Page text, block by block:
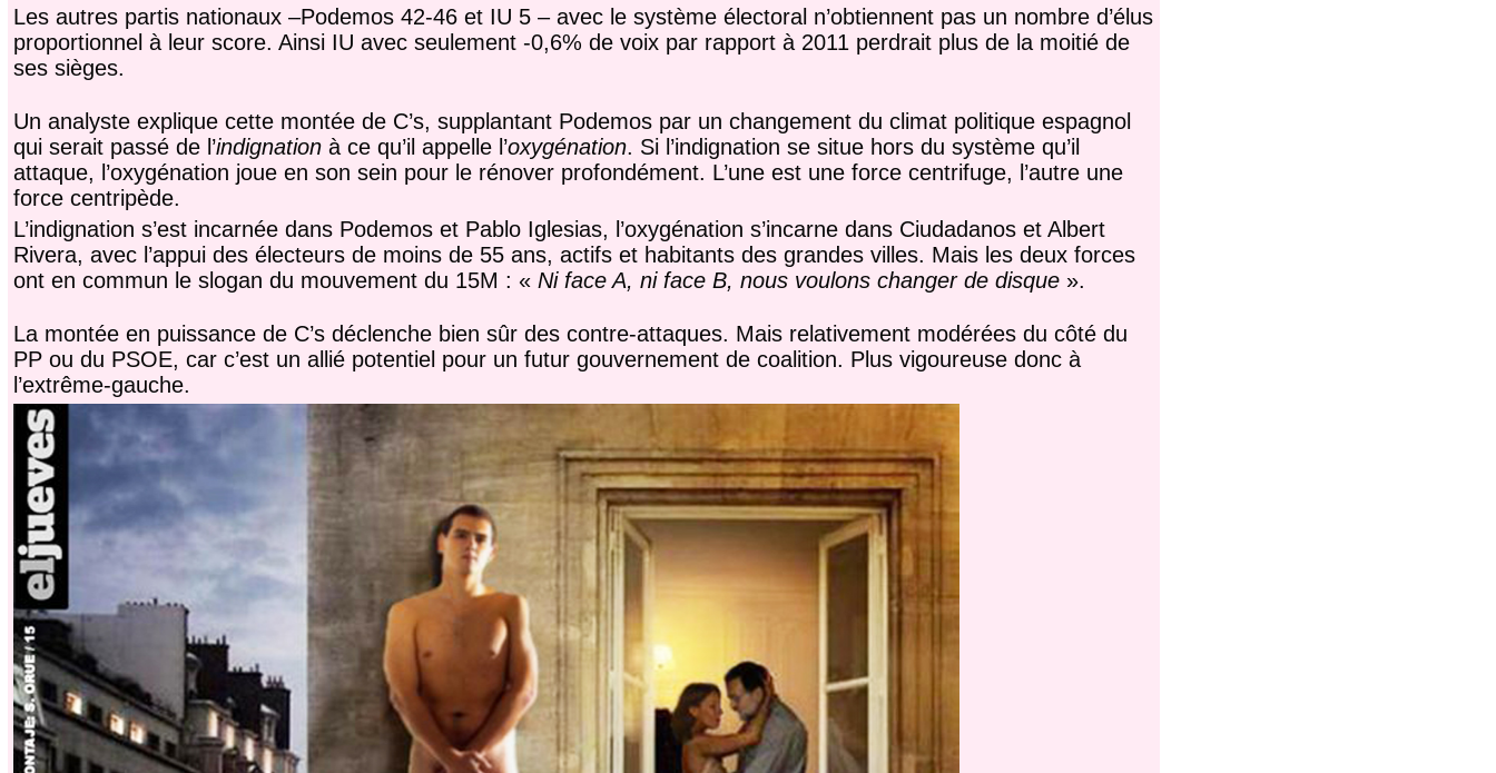
Les autres partis nationaux –Podemos 42-46 et IU 5 – avec le système électoral n’obtiennent pas un nombre d’élus
proportionnel à leur score. Ainsi IU avec seulement -0,6% de voix par rapport à 2011 perdrait plus de la moitié de
ses sièges.
Un analyste explique cette montée de C’s, supplantant Podemos par un changement du climat politique espagnol
qui serait passé de l’indignationà ce qu’il appelle l’oxygénation. Si l’indignation se situe hors du système qu’il
attaque, l’oxygénation joue en son sein pour le rénover profondément. L’une est une force centrifuge, l’autre une
force centripède.
L’indignation s’est incarnée dans Podemos et Pablo Iglesias, l’oxygénation s’incarne dans Ciudadanos et Albert
Rivera, avec l’appui des électeurs de moins de 55 ans, actifs et habitants des grandes villes. Mais les deux forces
ont en commun le slogan du mouvement du 15M : « Ni face A, ni face B, nous voulons changer de disque ».
La montée en puissance de C’s déclenche bien sûr des contre-attaques. Mais relativement modérées du côté du
PP ou du PSOE, car c’est un allié potentiel pour un futur gouvernement de coalition. Plus vigoureuse donc à
l’extrême-gauche.